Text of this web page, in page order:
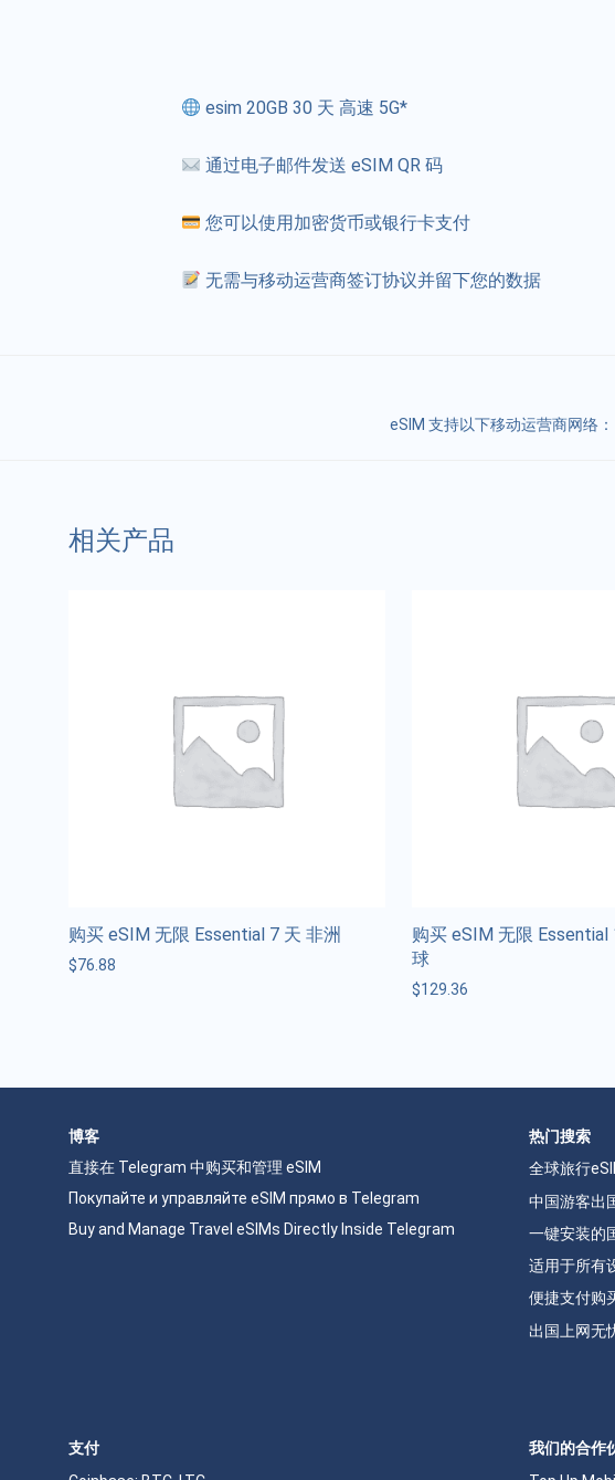
esim 20GB 30 天 高速 5G*
通过电子邮件发送 eSIM QR 码
您可以使用加密货币或银行卡支付
无需与移动运营商签订协议并留下您的数据
eSIM 支持以下移动运营商网络
相关产品
购买 eSIM 无限 Essential 7 天 非洲
$76.88
购买 eSIM 无限 Essential
球
$129.36
博客
直接在 Telegram 中购买和管理 eSIM
Покупайте и управляйте eSIM прямо в Telegram
Buy and Manage Travel eSIMs Directly Inside Telegram
热门搜索
全球旅行
中国游客出
一键安装的
适用于所有
便捷支付购
出国上网无
支付
我们的合作